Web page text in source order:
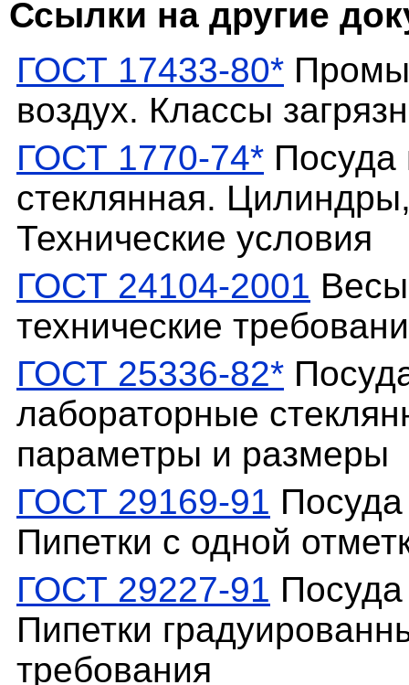
Ссылки на другие
ГОСТ 17433-80*
воздух. Классы
ГОСТ 1770-74* Посуда
стеклянная.
Технические условия
ГОСТ 24104-2001
технические
ГОСТ 25336-82*
лабораторные
параметры и размеры
ГОСТ 29169-91
Пипетки с одной
ГОСТ 29227-91
Пипетки
требования